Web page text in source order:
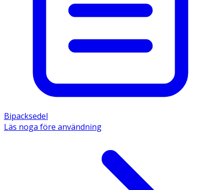
Bipacksedel
Läs noga före användning